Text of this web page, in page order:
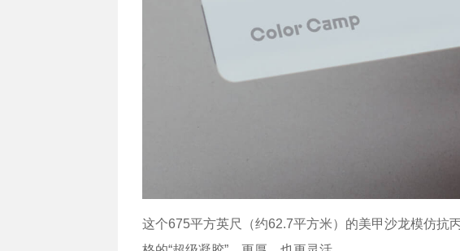
这个675平方英尺（约62.7平方米）的美甲沙龙模仿抗